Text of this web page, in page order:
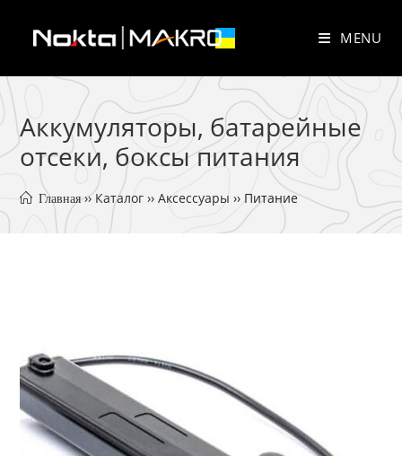
content
MENU
Аккумуляторы, батарейные
отсеки, боксы питания
Главная ›› Каталог ›› Аксессуары ›› Питание